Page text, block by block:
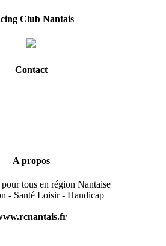
Club Nantais
Contact
A propos
tous en région Nantaise
- Santé Loisir - Handicap